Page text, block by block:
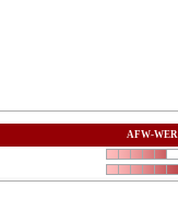
AFW-